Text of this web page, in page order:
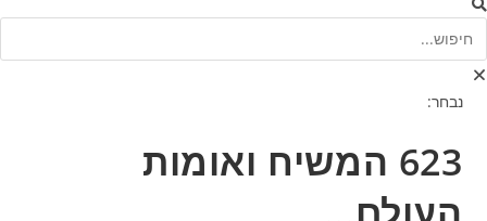
נבחר:
623 המשיח ואומות